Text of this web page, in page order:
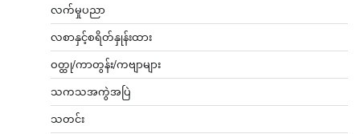
လက်မှုပညာ
လစာနှင့်စရိတ်နှုန်းထား
ဝတ္ထု/ကာတွန်း/ကဗျာများ
သကသအကွဲအပြဲ
သတင်း